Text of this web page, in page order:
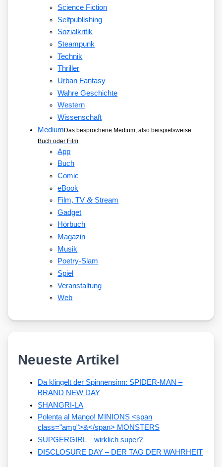
Science Fiction
Selfpublishing
Sozialkritik
Steampunk
Technik
Thriller
Urban Fantasy
Wahre Geschichte
Western
Wissenschaft
MediumDas besprochene Medium, also beispielsweise
Buch oder Film
App
Buch
Comic
eBook
Film, TV&Stream
Gadget
Hörbuch
Magazin
Musik
Poetry-Slam
Spiel
Veranstaltung
Web
Neueste Artikel
Da klingelt der Spinnensinn: SPIDER-MAN –
BRAND NEW DAY
SHANGRI-LA
Polenta al Mango! MINIONS <span
class="amp">&</span> MONSTERS
SUPGERGIRL – wirklich super?
DISCLOSURE DAY – DER TAG DER WAHRHEIT